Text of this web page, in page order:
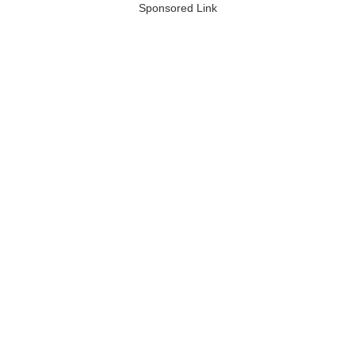
Sponsored Link